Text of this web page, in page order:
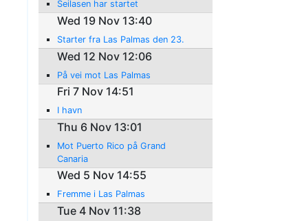
Seilasen har startet
Wed 19 Nov 13:40
Starter fra Las Palmas den 23.
Wed 12 Nov 12:06
På vei mot Las Palmas
Fri 7 Nov 14:51
I havn
Thu 6 Nov 13:01
Mot Puerto Rico på Grand
Canaria
Wed 5 Nov 14:55
Fremme i Las Palmas
Tue 4 Nov 11:38